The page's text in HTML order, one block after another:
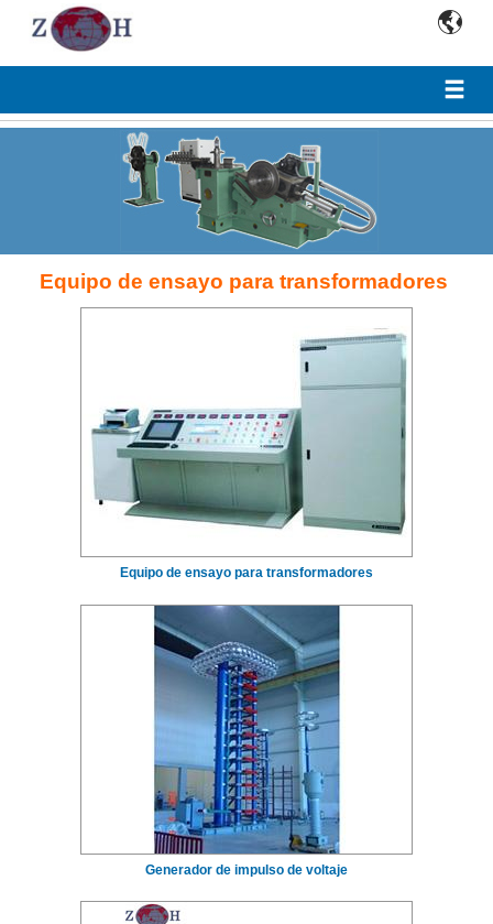

Equipo de ensayo para transformadores
Equipo de ensayo para transformadores
Generador de impulso de voltaje